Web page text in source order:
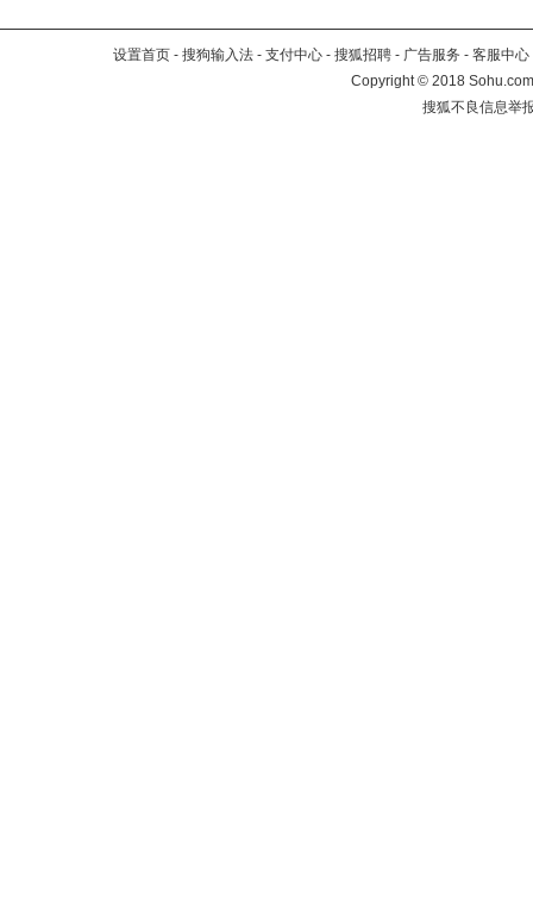
设置首页 - 搜狗输入法 - 支付中心 - 搜狐招聘 - 广告服务 - 客服中心
Copyright©2018
搜狐不良信息举